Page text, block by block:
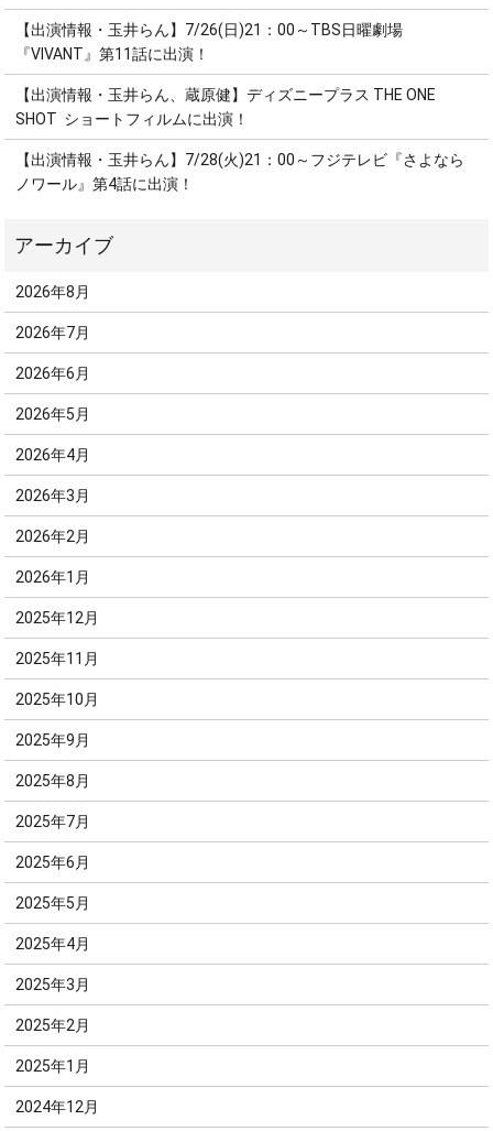
【出演情報・玉井らん】7/26(日)21：00～TBS日曜劇場
『VIVANT』第11話に出演！
【出演情報・玉井らん、蔵原健】ディズニープラス THE ONE
SHOT ショートフィルムに出演！
【出演情報・玉井らん】7/28(火)21：00～フジテレビ『さよなら
ノワール』第4話に出演！
2026年8月
2026年7月
2026年6月
2026年5月
2026年4月
2026年3月
2026年2月
2026年1月
2025年12月
2025年11月
2025年10月
2025年9月
2025年8月
2025年7月
2025年6月
2025年5月
2025年4月
2025年3月
2025年2月
2025年1月
2024年12月